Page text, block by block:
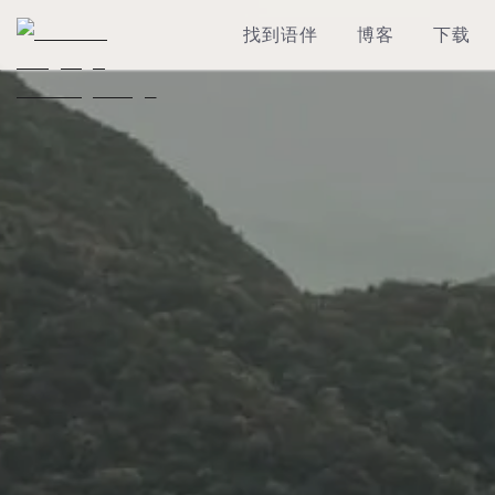
找到语伴 博客 下载